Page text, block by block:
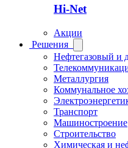
Hi-Net
Акции
Решения
Нефтегазовый и
Металлургия
Коммунальное
Транспорт
Машиностроение
Строительство
Химическая и